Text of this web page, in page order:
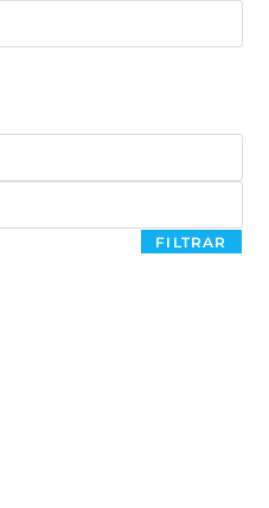
FILTRAR